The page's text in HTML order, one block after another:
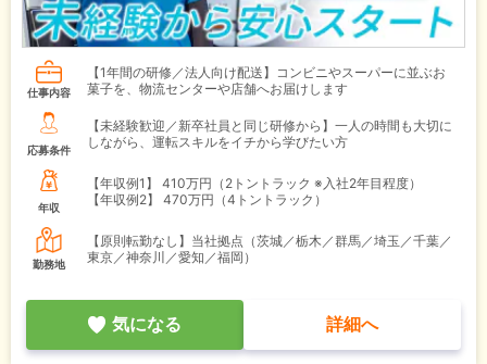
仕事内容
【1年間の研修／法人向け配送】コンビニやスーパーに並ぶお
菓子を、物流センターや店舗へお届けします
応募条件
【未経験歓迎／新卒社員と同じ研修から】一人の時間も大切に
しながら、運転スキルをイチから学びたい方
年収
【年収例1】
410万円（2トントラック ※入社2年目程度）
【年収例2】
470万円（4トントラック）
勤務地
【原則転勤なし】当社拠点（茨城／栃木／群馬／埼玉／千葉／
東京／神奈川／愛知／福岡）
気になる 詳細へ